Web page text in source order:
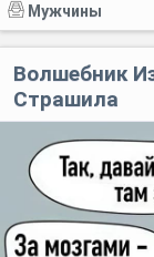
Мужчины
Волшебник
Страшила